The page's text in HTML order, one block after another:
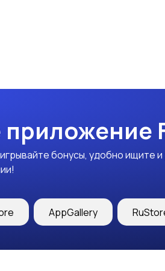
бонусы, удобно ищите
AppGallery